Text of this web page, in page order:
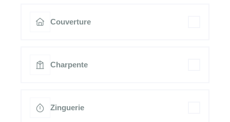
Couverture
Charpente
Zinguerie